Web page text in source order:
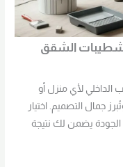
الشقق
لأي منزل أو
جمال التصميم. اختيار
يضمن لك نتيجة